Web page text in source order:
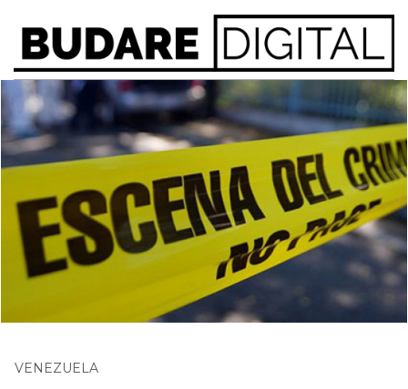
VENEZUELA